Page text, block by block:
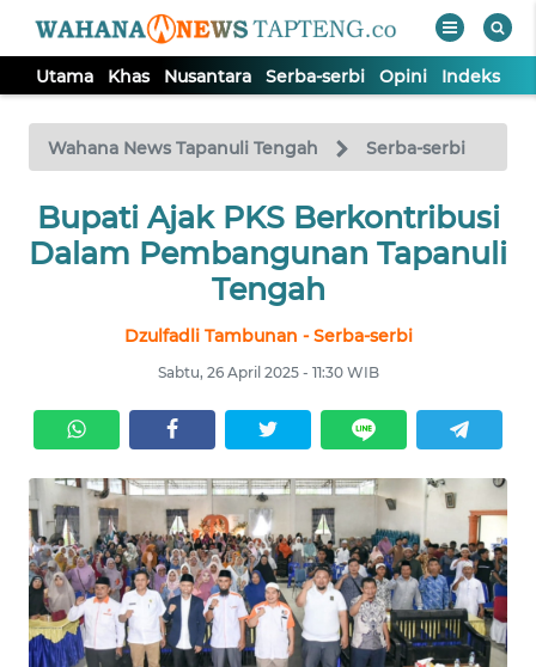
Utama Khas Nusantara Serba-serbi Opini Indeks
Wahana News Tapanuli Tengah Serba-serbi
Bupati Ajak PKS Berkontribusi
Dalam Pembangunan Tapanuli
Tengah
Dzulfadli Tambunan - Serba-serbi
Sabtu, 26 April 2025 - 11:30 WIB
TV
Tutup
UTAMA
NUSANTARA
SERBA-
SERBI
OPINI
Informasi
INDEKS
BERITA